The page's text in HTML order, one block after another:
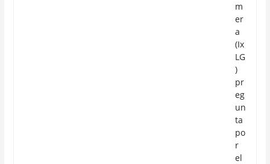
m
er
a
(Ix
LG
)
pr
eg
un
ta
po
r
el